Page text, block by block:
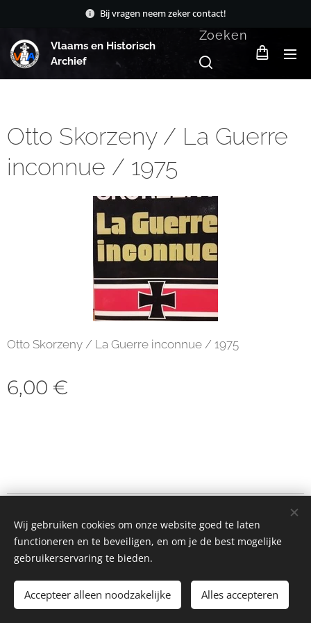
Bij vragen neem zeker contact!
Vlaams en Historisch
Archief
Zoeken
Otto Skorzeny / La Guerre
inconnue / 1975
Otto Skorzeny / La Guerre inconnue / 1975
6,00 €
Toevoegen aan de winkelwagen
Cookies
Wij gebruiken cookies om onze website goed te laten
functioneren en te beveiligen, en om je de best mogelijke
gebruikerservaring te bieden.
Accepteer alleen noodzakelijke Alles accepteren